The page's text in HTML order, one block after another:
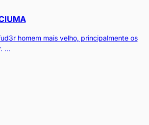
homem mais velho, principalmente os
...